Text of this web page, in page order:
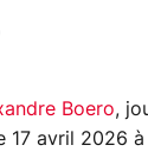
Boero,
17 avril 2026 à